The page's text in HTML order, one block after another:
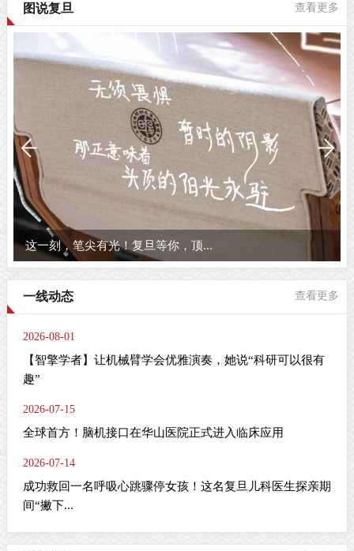
图说复旦 查看更多
这一刻，笔尖有光！复旦等你，顶...
一线动态 查看更多
2026-08-01
【智擎学者】让机械臂学会优雅演奏，她说“科研可以很有
趣”
2026-07-15
全球首方！脑机接口在华山医院正式进入临床应用
2026-07-14
成功救回一名呼吸心跳骤停女孩！这名复旦儿科医生探亲期
间“撇下...